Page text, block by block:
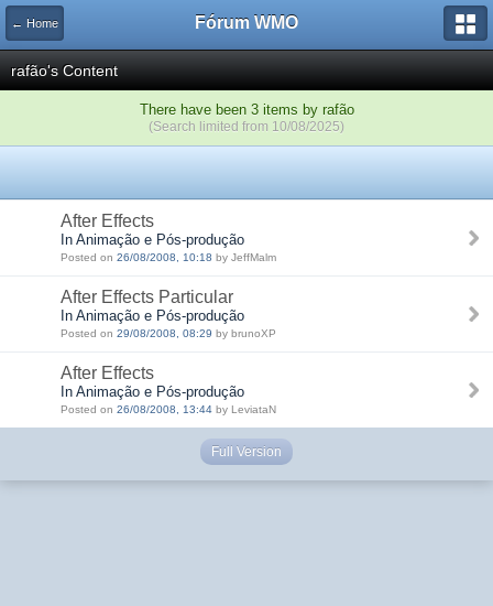
← Home Fórum WMO
rafão's Content
There have been 3 items by rafão
(Search limited from 10/08/2025)
After Effects
In Animação e Pós-produção
Posted on 26/08/2008, 10:18 by JeffMalm
After Effects Particular
In Animação e Pós-produção
Posted on 29/08/2008, 08:29 by brunoXP
After Effects
In Animação e Pós-produção
Posted on 26/08/2008, 13:44 by LeviataN
Full Version